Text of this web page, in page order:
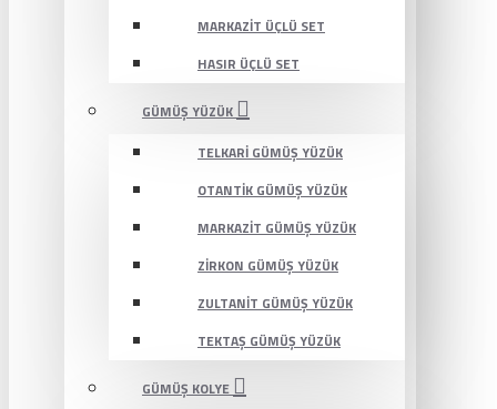
MARKAZIT ÜÇLÜ SET
HASIR ÜÇLÜ SET
GÜMÜŞ YÜZÜK
TELKARI GÜMÜŞ YÜZÜK
OTANTIK GÜMÜŞ YÜZÜK
MARKAZIT GÜMÜŞ YÜZÜK
ZIRKON GÜMÜŞ YÜZÜK
ZULTANIT GÜMÜŞ YÜZÜK
TEKTAŞ GÜMÜŞ YÜZÜK
GÜMÜŞ KOLYE